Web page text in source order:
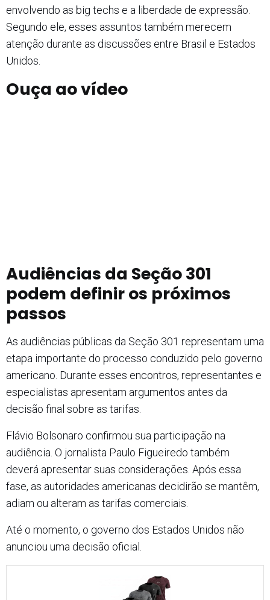
envolvendo as big techs e a liberdade de expressão.
Segundo ele, esses assuntos também merecem
atenção durante as discussões entre Brasil e Estados
Unidos.
Ouça ao vídeo
Audiências da Seção 301
podem definir os próximos
passos
As audiências públicas da Seção 301 representam uma
etapa importante do processo conduzido pelo governo
americano. Durante esses encontros, representantes e
especialistas apresentam argumentos antes da
decisão final sobre as tarifas.
Flávio Bolsonaro confirmou sua participação na
audiência. O jornalista Paulo Figueiredo também
deverá apresentar suas considerações. Após essa
fase, as autoridades americanas decidirão se mantêm,
adiam ou alteram as tarifas comerciais.
Até o momento, o governo dos Estados Unidos não
anunciou uma decisão oficial.